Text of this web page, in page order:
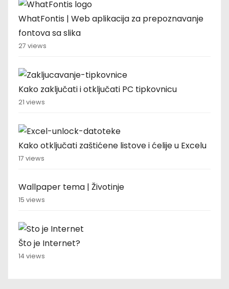
WhatFontis | Web aplikacija za prepoznavanje
fontova sa slika
27 views
Kako zaključati i otključati PC tipkovnicu
21 views
Kako otključati zaštićene listove i ćelije u Excelu
17 views
Wallpaper tema | Životinje
15 views
Što je Internet?
14 views